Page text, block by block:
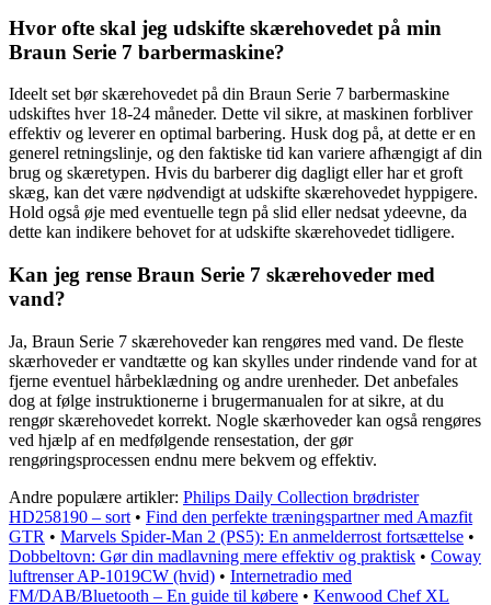
Hvor ofte skal jeg udskifte skærehovedet på min
Braun Serie 7 barbermaskine?
Ideelt set bør skærehovedet på din Braun Serie 7 barbermaskine
udskiftes hver 18-24 måneder. Dette vil sikre, at maskinen forbliver
effektiv og leverer en optimal barbering. Husk dog på, at dette er en
generel retningslinje, og den faktiske tid kan variere afhængigt af din
brug og skæretypen. Hvis du barberer dig dagligt eller har et groft
skæg, kan det være nødvendigt at udskifte skærehovedet hyppigere.
Hold også øje med eventuelle tegn på slid eller nedsat ydeevne, da
dette kan indikere behovet for at udskifte skærehovedet tidligere.
Kan jeg rense Braun Serie 7 skærehoveder med
vand?
Ja, Braun Serie 7 skærehoveder kan rengøres med vand. De fleste
skærhoveder er vandtætte og kan skylles under rindende vand for at
fjerne eventuel hårbeklædning og andre urenheder. Det anbefales
dog at følge instruktionerne i brugermanualen for at sikre, at du
rengør skærehovedet korrekt. Nogle skærhoveder kan også rengøres
ved hjælp af en medfølgende rensestation, der gør
rengøringsprocessen endnu mere bekvem og effektiv.
Andre populære artikler: Philips Daily Collection brødrister
HD258190 – sort • Find den perfekte træningspartner med Amazfit
GTR • Marvels Spider-Man 2 (PS5): En anmelderrost fortsættelse •
Dobbeltovn: Gør din madlavning mere effektiv og praktisk • Coway
luftrenser AP-1019CW (hvid) • Internetradio med
FM/DAB/Bluetooth – En guide til købere • Kenwood Chef XL